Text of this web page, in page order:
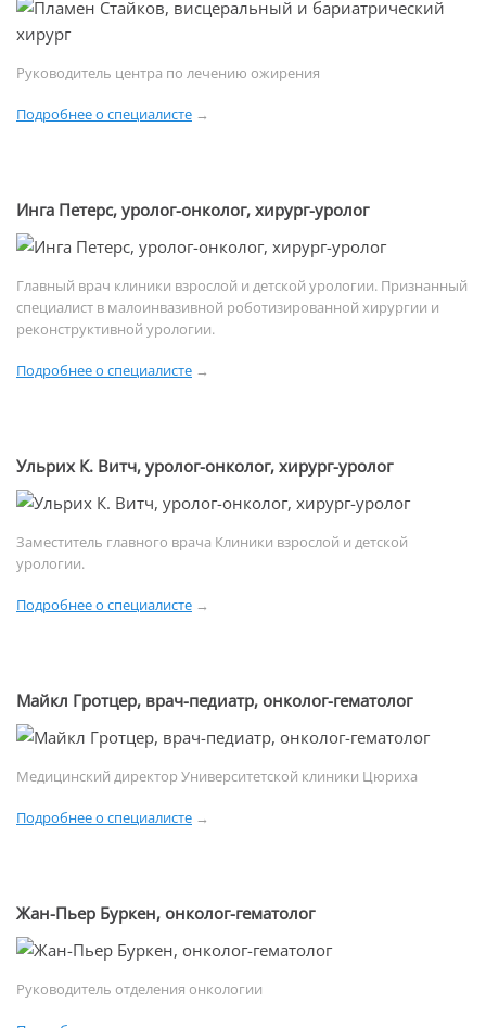
Руководитель центра по лечению ожирения
Подробнее о специалисте →
Инга Петерс, уролог-онколог, хирург-уролог
Главный врач клиники взрослой и детской урологии. Признанный
специалист в малоинвазивной роботизированной хирургии и
реконструктивной урологии.
Подробнее о специалисте →
Ульрих К. Витч, уролог-онколог, хирург-уролог
Заместитель главного врача Клиники взрослой и детской
урологии.
Подробнее о специалисте →
Майкл Гротцер, врач-педиатр, онколог-гематолог
Медицинский директор Университетской клиники Цюриха
Подробнее о специалисте →
Жан-Пьер Буркен, онколог-гематолог
Руководитель отделения онкологии